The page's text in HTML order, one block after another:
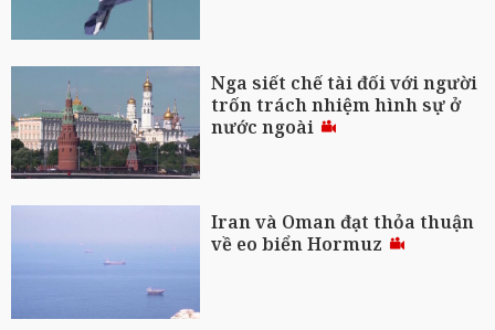
Nga siết chế tài đối với người
trốn trách nhiệm hình sự ở
nước ngoài
Iran và Oman đạt thỏa thuận
về eo biển Hormuz